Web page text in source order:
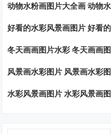
动物水粉画图片大全画 动物
好看的水彩风景画图片 好看
冬天画画图片水彩 冬天画画
风景画水彩图片 风景画水彩
水彩风景画图片 水彩风景画